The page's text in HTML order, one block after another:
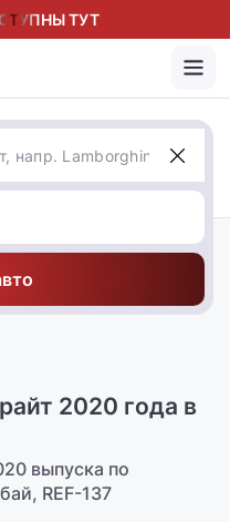
ТУТ
2020 года в
выпуска по
REF-137